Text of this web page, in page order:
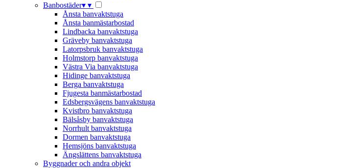
Banbostäder▾ ▾
Ånsta banvaktstuga
Ånsta banmästarbostad
Lindbacka banvaktstuga
Gräveby banvaktstuga
Latorpsbruk banvaktstuga
Holmstorp banvaktstuga
Västra Via banvaktstuga
Hidinge banvaktstuga
Berga banvaktstuga
Fjugesta banmästarbostad
Edsbergsvägens banvaktstuga
Kvistbro banvaktstuga
Bälsåsby banvaktstuga
Norrhult banvaktstuga
Dormen banvaktstuga
Hemsjöns banvaktstuga
Ängslättens banvaktstuga
Byggnader och andra objekt